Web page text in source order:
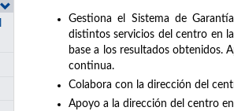
Gestiona el Sistema de
distintos servicios del centro en
base a los resultados obtenidos.
continua.
Colabora con la dirección del
Apoyo a la dirección del centro